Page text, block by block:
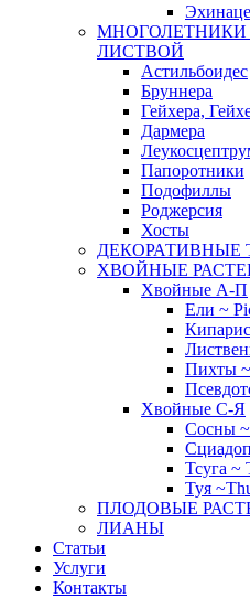
МНОГОЛЕТНИКИ
ЛИСТВОЙ
Астильбоидес
Бруннера
Гейхера,
Дармера
Папоротники
Подофиллы
Роджерсия
Хосты
ДЕКОРАТИВНЫЕ
ХВОЙНЫЕ
Хвойные А-П
Ели ~
Пихты
Хвойные С-Я
Сосны
Тсуга ~
Туя
ПЛОДОВЫЕ
ЛИАНЫ
Статьи
Услуги
Контакты